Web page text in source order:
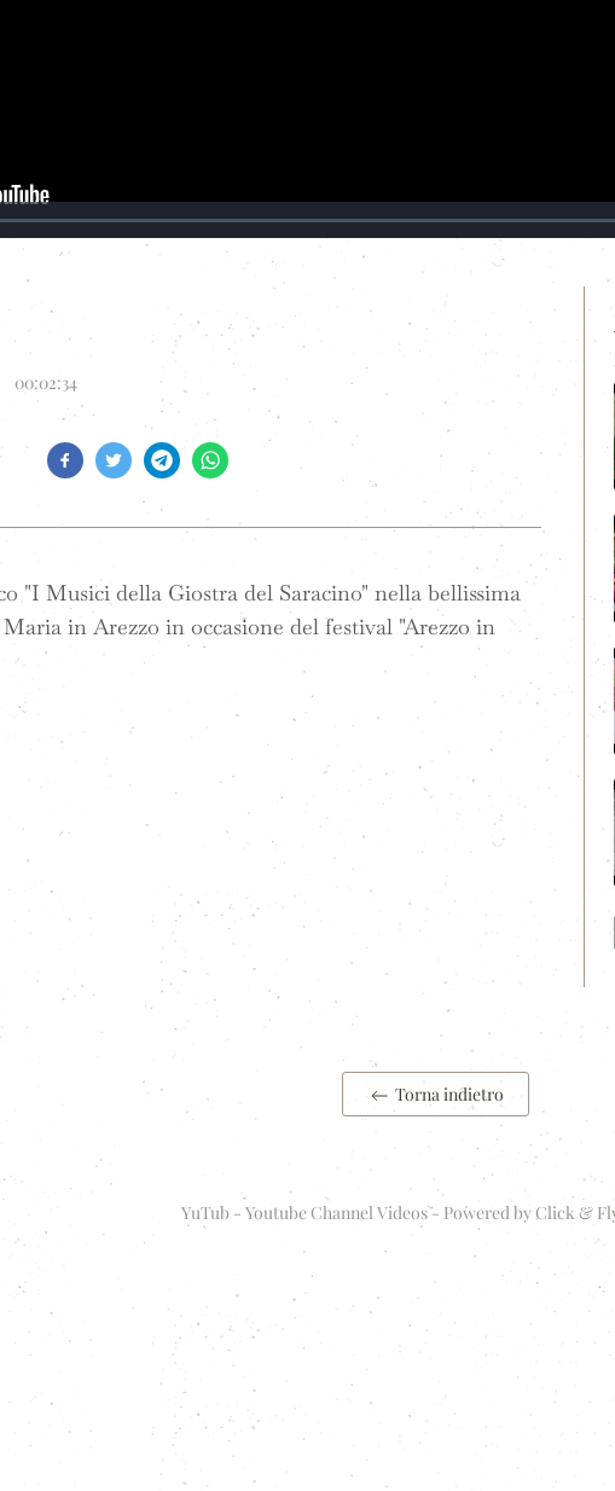
00:02:34
"I Musici della Giostra del Saracino" nella bellissima
in Arezzo in occasione del festival "Arezzo in
Torna indietro
YuTub - Youtube Channel Videos - Powered byClick &